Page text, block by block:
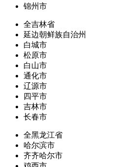
锦州市
全吉林省
延边朝鲜族自治州
白城市
松原市
白山市
通化市
辽源市
四平市
吉林市
长春市
全黑龙江省
哈尔滨市
齐齐哈尔市